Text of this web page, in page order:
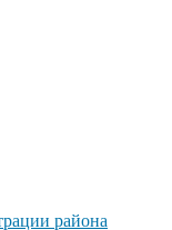
района